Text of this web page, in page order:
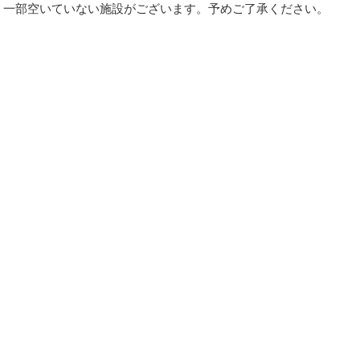
部空いていない施設がございます。予めご了承ください。